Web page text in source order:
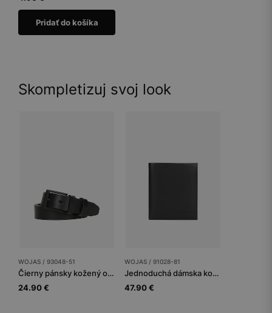
Pridať do košíka
Skompletizuj svoj look
WOJAS / 93048-51
Čierny pánsky kožený opasok na bežné nosenie
24.90 €
WOJAS / 91028-81
Jednoduchá dámska kožená peňaženka v čiernej farbe
47.90 €